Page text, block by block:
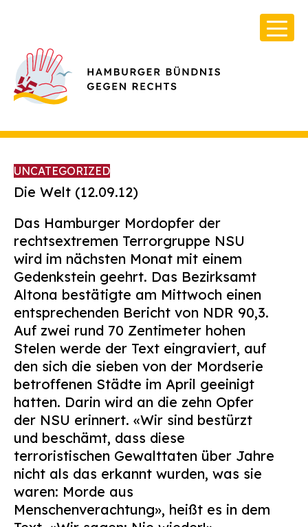
Über Uns
Infos & Broschüren
Archiv
Kontakt
Suchen
nach:
UNCATEGORIZED
Die Welt (12.09.12)
Das Hamburger Mordopfer der
rechtsextremen Terrorgruppe NSU
wird im nächsten Monat mit einem
Gedenkstein geehrt. Das Bezirksamt
Altona bestätigte am Mittwoch einen
entsprechenden Bericht von NDR 90,3.
Auf zwei rund 70 Zentimeter hohen
Stelen werde der Text eingraviert, auf
den sich die sieben von der Mordserie
betroffenen Städte im April geeinigt
hatten. Darin wird an die zehn Opfer
der NSU erinnert. «Wir sind bestürzt
und beschämt, dass diese
terroristischen Gewalttaten über Jahre
nicht als das erkannt wurden, was sie
waren: Morde aus
Menschenverachtung», heißt es in dem